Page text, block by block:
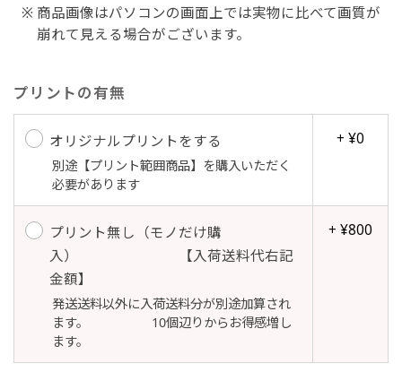
商品画像はパソコンの画面上では実物に比べて画質が
崩れて見える場合がございます。
プリントの有無
オリジナルプリントをする
別途【プリント範囲商品】を購入いただく
必要があります
+ ¥0
プリント無し（モノだけ購
入） 【入荷送料代右記
金額】
発送送料以外に入荷送料分が別途加算され
ます。 10個辺りからお得感増し
ます。
+ ¥800
掛け軸のように吊り下げ式にします。上部に棒袋
作成しパイプを入れてその間に紐を通します。壁
際の装飾などにとてもお役立ち！
のぼりだけでなく、ポスターも作れます。
掛け軸のように吊り下げ式にします。上部に棒袋
際の装飾などにとてもお役立ち！
のぼりだけでなく、ポスターも作れます。